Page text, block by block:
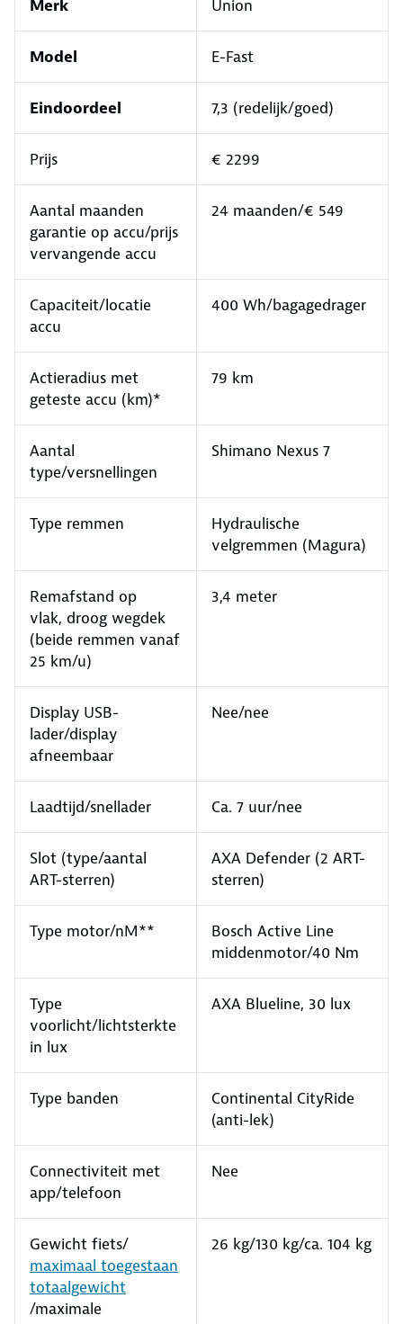
Merk Union
Model E-Fast
Eindoordeel 7,3 (redelijk/goed)
Prijs € 2299
Aantal maanden
garantie op accu/prijs
vervangende accu
24 maanden/€ 549
Capaciteit/locatie
accu
400 Wh/bagagedrager
Actieradius met
geteste accu (km)*
79 km
Aantal
type/versnellingen
Shimano Nexus 7
Type remmen
Hydraulische
velgremmen (Magura)
Remafstand op
vlak, droog wegdek
(beide remmen vanaf
25 km/u)
3,4 meter
Display USB-
lader/display
afneembaar
Nee/nee
Laadtijd/snellader Ca. 7 uur/nee
Slot (type/aantal
ART-sterren)
AXA Defender (2 ART-
sterren)
Type motor/nM**
Bosch Active Line
middenmotor/40 Nm
Type
voorlicht/lichtsterkte
in lux
AXA Blueline, 30 lux
Type banden
Continental CityRide
(anti-lek)
Connectiviteit met
app/telefoon
Nee
Gewicht fiets/
maximaal toegestaan
totaalgewicht
/maximale
26 kg/130 kg/ca. 104 kg